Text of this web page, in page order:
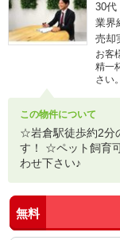
30代
業界
売却
お客
精一
さい。
この物件について
☆岩倉駅徒歩約2分
す！ ☆ペット飼育
わせ下さい♪
無料